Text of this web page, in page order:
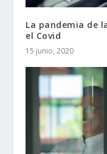
La pandemia de
el Covid
15 junio, 2020